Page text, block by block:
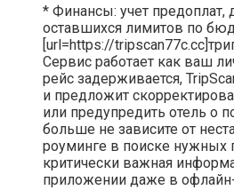
* Финансы: учет предоплат,
оставшихся лимитов по
[url=https://
Сервис работает как ваш
рейс задерживается,
и предложит
или предупредить отель о
больше не зависите от
роуминге в поиске нужных
критически важная
приложении даже в